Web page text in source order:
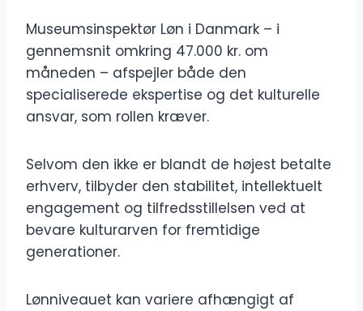
Museumsinspektør Løn i Danmark – i
gennemsnit omkring 47.000 kr. om
måneden – afspejler både den
specialiserede ekspertise og det kulturelle
ansvar, som rollen kræver.
Selvom den ikke er blandt de højest betalte
erhverv, tilbyder den stabilitet, intellektuelt
engagement og tilfredsstillelsen ved at
bevare kulturarven for fremtidige
generationer.
Lønniveauet kan variere afhængigt af